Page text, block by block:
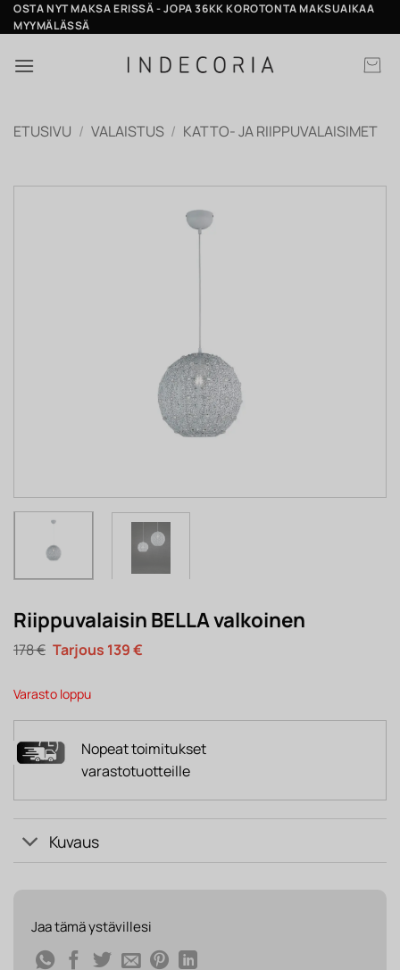
Skip
to
OSTA NYT MAKSA ERISSÄ - JOPA 36KK KOROTONTA MAKSUAIKAA
MYYMÄLÄSSÄ
ETUSIVU / VALAISTUS / KATTO- JA RIIPPUVALAISIMET
Riippuvalaisin BELLA valkoinen
178€ Alkuperäinen
hinta
178 €.
139€Nykyinen
Varasto loppu
Nopeat toimitukset
varastotuotteille
Kuvaus
Jaa tämä ystävillesi